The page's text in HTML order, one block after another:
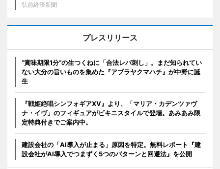
弘前経済新聞
プレスリリース
“賞味期限1分”の生つくねに「合法レバ刺し」。まだ知られてい
ない大分の旨いものを集めた『アブラヤクマハチ』が中野に誕
生
『戦姫絶唱シンフォギアXV』より、「マリア・カデンツァヴ
ナ・イヴ」のフィギュアがビキニスタイルで登場。あみあみ限
定特典付きでご案内中。
建設会社の「AI導入が止まる」原因を特定。無料レポート『建
設会社がAI導入でつまずく5つのパターンと回避法』を公開